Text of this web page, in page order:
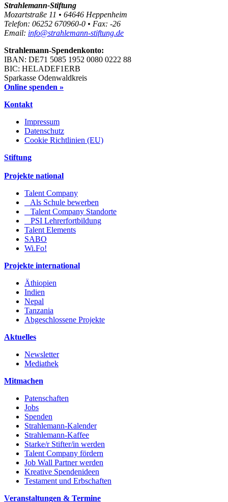
Strahlemann-Stiftung
Mozartstraße 11 • 64646 Heppenheim
Telefon: 06252 670960-0 • Fax: -26
Email: info@strahlemann-stiftung.de
Strahlemann-Spendenkonto:
IBAN: DE71 5085 1952 0080 0222 88
BIC: HELADEF1ERB
Sparkasse Odenwaldkreis
Online spenden »
Kontakt
Impressum
Datenschutz
Cookie Richtlinien (EU)
Stiftung
Projekte national
Talent Company
Als Schule bewerben
Talent Company Standorte
PSI Lehrerfortbildung
Talent Elements
SABO
Wi.Fo!
Projekte international
Äthiopien
Indien
Nepal
Tanzania
Abgeschlossene Projekte
Aktuelles
Newsletter
Mediathek
Mitmachen
Patenschaften
Jobs
Spenden
Strahlemann-Kalender
Strahlemann-Kaffee
Starke/r Stifter/in werden
Talent Company fördern
Job Wall Partner werden
Kreative Spendenideen
Testament und Erbschaften
Veranstaltungen & Termine